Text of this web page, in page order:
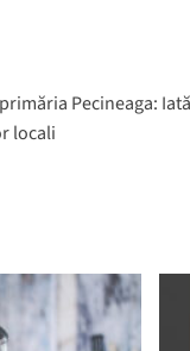
Pecineaga:
locali